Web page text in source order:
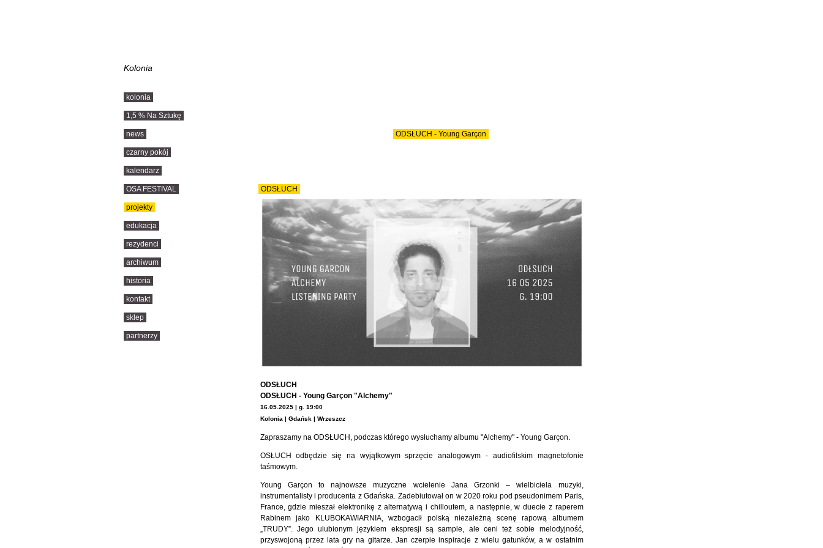
Kolonia
kolonia
1,5 % Na Sztukę
news
czarny pokój
kalendarz
OSA FESTIVAL
projekty
ODSŁUCH
ODSŁUCH - Young Garçon
edukacja
rezydenci
archiwum
historia
kontakt
sklep
partnerzy
ODSŁUCH
ODSŁUCH - Young Garçon "Alchemy"
16.05.2025 | g. 19:00
Kolonia | Gdańsk | Wrzeszcz
Zapraszamy na ODSŁUCH, podczas którego wysłuchamy albumu "Alchemy" - Young Garçon.
OSŁUCH odbędzie się na wyjątkowym sprzęcie analogowym - audiofilskim magnetofonie
taśmowym.
Young Garçon to najnowsze muzyczne wcielenie Jana Grzonki – wielbiciela muzyki,
instrumentalisty i producenta z Gdańska. Zadebiutował on w 2020 roku pod pseudonimem Paris,
France, gdzie mieszał elektronikę z alternatywą i chilloutem, a następnie, w duecie z raperem
Rabinem jako KLUBOKAWIARNIA, wzbogacił polską niezależną scenę rapową albumem
„TRUDY”. Jego ulubionym językiem ekspresji są sample, ale ceni też sobie melodyjność,
przyswojoną przez lata gry na gitarze. Jan czerpie inspiracje z wielu gatunków, a w ostatnim